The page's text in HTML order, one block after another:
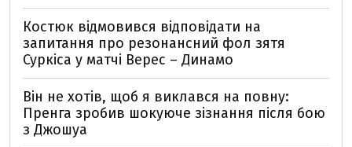
Костюк відмовився відповідати на
запитання про резонансний фол зятя
Суркіса у матчі Верес – Динамо
Він не хотів, щоб я виклався на повну:
Пренга зробив шокуюче зізнання після бою
з Джошуа